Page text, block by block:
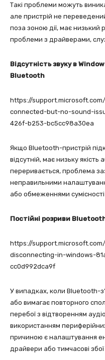
Такі проблеми можуть
але пристрій не
поза зоною дії, має низький
проблеми з драйверами,
Відсутність звуку в
Bluetooth
https://
connected-but-no-sound-
426f-b253-bc5cc98a30ea
Якщо Bluetooth-пристрій
відсутній, має низьку якість
переривається, проблема
неправильними
або обмеженнями
Постійні розриви
https://
disconnecting-in-windows-
cc0d992dca9f
У випадках, коли Bluetooth-
або вимагає повторного
перебої з відтворенням
використанням
причиною є налаштування
драйвери або тимчасові збої